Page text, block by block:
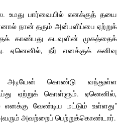
உமது பார்வையில் எனக்குத் தயை
நான் தரும் அன்பளிப்பை ஏற்றுக்
காண்பது கடவுளின் முகத்தைக்
ஏனெனில், நீர் எனக்குக் கனிவு
அடியேன் கொண்டு வந்துள்ள
ஏற்றுக் கொள்ளும். ஏனெனில்,
வேண்டிய மட்டும் உள்ளது”
அவற்றைப் பெற்றுக்கொண்டார்.